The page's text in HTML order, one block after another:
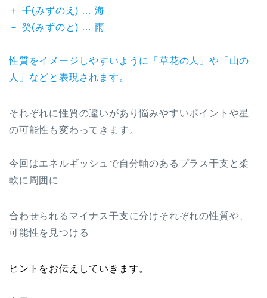
＋ 壬(みずのえ) … 海
－ 癸(みずのと) … 雨
性質をイメージしやすいように「草花の人」や「山の
人」などと表現されます。
それぞれに性質の違いがあり悩みやすいポイントや星
の可能性も変わってきます。
今回はエネルギッシュで自分軸のあるプラス干支と柔
軟に周囲に
合わせられるマイナス干支に分けそれぞれの性質や、
可能性を見つける
ヒントをお伝えしていきます。